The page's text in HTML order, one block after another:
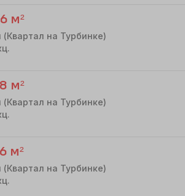
м²
(Квартал на Турбинке)
м²
(Квартал на Турбинке)
м²
(Квартал на Турбинке)